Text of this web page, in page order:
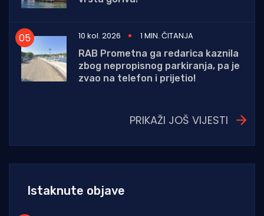
10 kol. 2026
1 MIN. ČITANJA
RAB Prometna ga redarica kaznila
zbog nepropisnog parkiranja, pa je
zvao na telefon i prijetio!
PRIKAŽI JOŠ VIJESTI
Istaknute objave